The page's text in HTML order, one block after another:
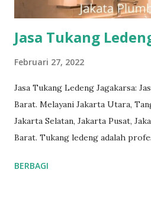
Teknisi Profesional dan
dilakukan dengan ...
Jasa Tukang
Februari 27, 2022
Jasa Tukang Ledeng Jagakarsa:
Barat. Melayani Jakarta Utara,
Jakarta Selatan, Jakarta Pusat,
Barat. Tukang ledeng adalah
yang terjamin.
BERBAGI